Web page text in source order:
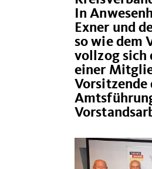
In
Exner und
so wie dem
vollzog sich
einer
Vorsitzende